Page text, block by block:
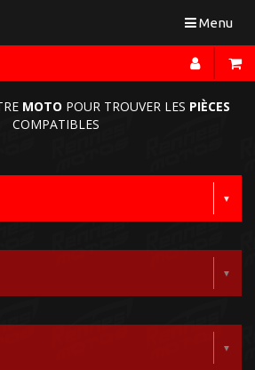
Toggle
Menu
MOTO POUR TROUVER LES PIÈCES
COMPATIBLES